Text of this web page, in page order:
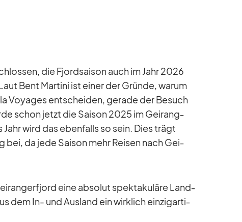
die Fjord­sai­son auch im Jahr 2026
Bent Mar­tini ist ei­ner der Gründe, warum
Voy­a­ges ent­schei­den, ge­rade der Be­such
schon jetzt die Sai­son 2025 im Ge­i­rang­
wird das eben­falls so sein. Dies trägt
bei, da jede Sai­son mehr Rei­sen nach Ge­i­
eine ab­so­lut spek­ta­ku­läre Land­
dem In- und Aus­land ein wirk­lich ein­zig­ar­ti­